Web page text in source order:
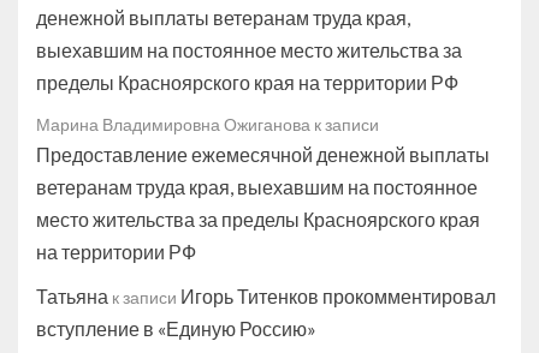
денежной выплаты ветеранам труда края,
выехавшим на постоянное место жительства за
пределы Красноярского края на территории РФ
Марина Владимировна Ожиганова к записи
Предоставление ежемесячной денежной выплаты
ветеранам труда края, выехавшим на постоянное
место жительства за пределы Красноярского края
на территории РФ
Татьяна к записи Игорь Титенков прокомментировал
вступление в «Единую Россию»